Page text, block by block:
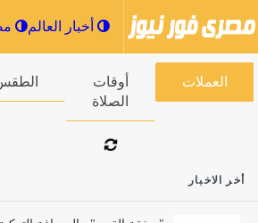
أخبار العالم
العملات أوقات الصلاة الطقس
أخر الاخبار